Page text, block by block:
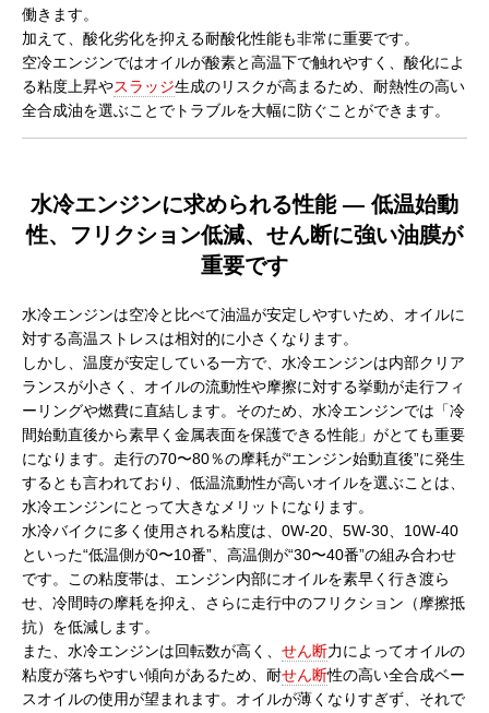
働きます。
加えて、酸化劣化を抑える耐酸化性能も非常に重要です。
空冷エンジンではオイルが酸素と高温下で触れやすく、酸化によ
る粘度上昇やスラッジ生成のリスクが高まるため、耐熱性の高い
全合成油を選ぶことでトラブルを大幅に防ぐことができます。
水冷エンジンに求められる性能 ― 低温始動
性、フリクション低減、せん断に強い油膜が
重要です
水冷エンジンは空冷と比べて油温が安定しやすいため、オイルに
対する高温ストレスは相対的に小さくなります。
しかし、温度が安定している一方で、水冷エンジンは内部クリア
ランスが小さく、オイルの流動性や摩擦に対する挙動が走行フィ
ーリングや燃費に直結します。そのため、水冷エンジンでは「冷
間始動直後から素早く金属表面を保護できる性能」がとても重要
になります。走行の70〜80％の摩耗が“エンジン始動直後”に発生
するとも言われており、低温流動性が高いオイルを選ぶことは、
水冷エンジンにとって大きなメリットになります。
水冷バイクに多く使用される粘度は、0W-20、5W-30、10W-40
といった“低温側が0〜10番”、高温側が“30〜40番”の組み合わせ
です。この粘度帯は、エンジン内部にオイルを素早く行き渡ら
せ、冷間時の摩耗を抑え、さらに走行中のフリクション（摩擦抵
抗）を低減します。
また、水冷エンジンは回転数が高く、 せん断力によってオイルの
粘度が落ちやすい傾向があるため、耐せん断性の高い全合成ベー
スオイルの使用が望まれます。オイルが薄くなりすぎず、それで